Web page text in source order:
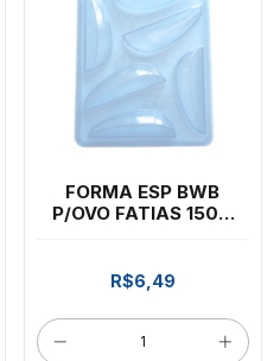
FORMA ESP BWB
P/OVO FATIAS 150G
R$6,49